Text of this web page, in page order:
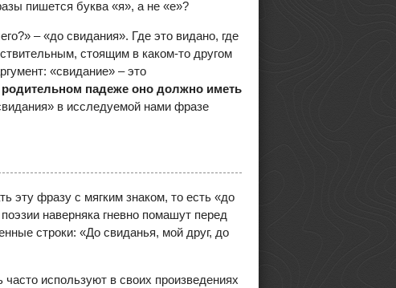
пишется буква «я», а не «е»?
– «до свидания». Где это видано, где
стоящим в каком-то другом
«свидание» – это
родительном падеже оно должно иметь
в исследуемой нами фразе
эту фразу с мягким знаком, то есть «до
наверняка гневно помашут перед
строки: «До свиданья, мой друг, до
используют в своих произведениях